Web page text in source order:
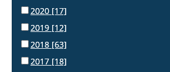
2020 [17]
2019 [12]
2018 [63]
2017 [18]